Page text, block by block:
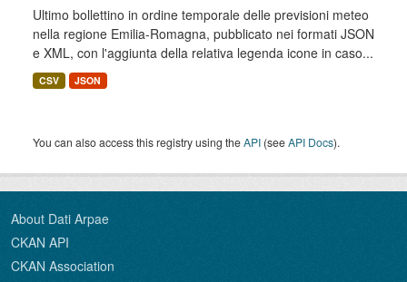
Ultimo bollettino in ordine temporale delle previsioni meteo
nella regione Emilia-Romagna, pubblicato nei formati JSON
e XML, con l'aggiunta della relativa legenda icone in caso...
CSV JSON
You can also access this registry using theAPI (seeAPI Docs).
About Dati Arpae
CKAN API
CKAN Association